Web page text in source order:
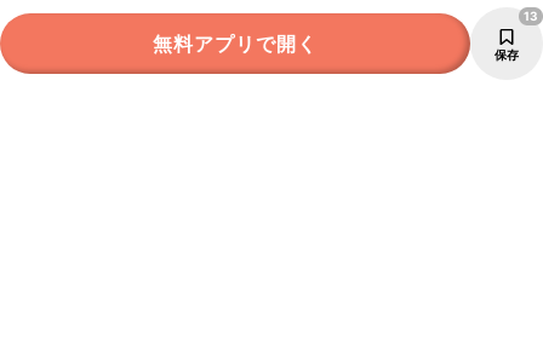
無料アプリで開く 保存
13